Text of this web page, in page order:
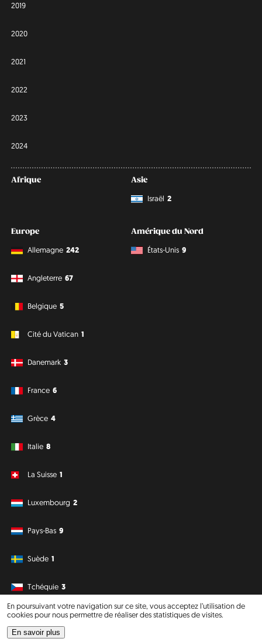
En poursuivant votre navigation sur ce site, vous acceptez l’utilisation de
cookies pour nous permettre de réaliser des statistiques de visites.
En savoir plus
2019
2020
2021
2022
2023
2024
Afrique
Asie
Israël 2
Europe
Allemagne 242
Angleterre 67
Belgique 5
Cité du Vatican 1
Danemark 3
France 6
Grèce 4
Italie 8
La Suisse 1
Luxembourg 2
Pays-Bas 9
Suède 1
Tchéquie 3
Amérique du Nord
États-Unis 9
Amérique du Sud Océanie
Philipp J. Conrad